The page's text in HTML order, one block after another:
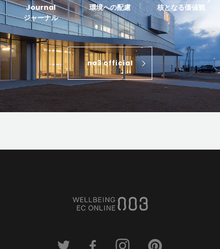
Journal
ジャーナル
環境への配慮
核となる価値観
no3 official